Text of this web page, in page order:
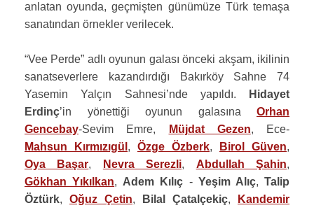
anlatan oyunda, geçmişten günümüze Türk temaşa
sanatından örnekler verilecek.
“Vee Perde” adlı oyunun galası önceki akşam, ikilinin
sanatseverlere kazandırdığı Bakırköy Sahne 74
Yasemin Yalçın Sahnesi’nde yapıldı.
Hidayet
Erdinç’in yönettiği oyunun galasına Orhan
Gencebay-Sevim Emre, Müjdat Gezen, Ece-
Mahsun Kırmızıgül , Özge Özberk, Birol Güven,
Oya Başar, Nevra Serezli, Abdullah Şahin,
Gökhan Yıkılkan, Adem Kılıç - Yeşim Alıç,Talip
Öztürk, Oğuz Çetin, Bilal Çatalçekiç,
Kandemir